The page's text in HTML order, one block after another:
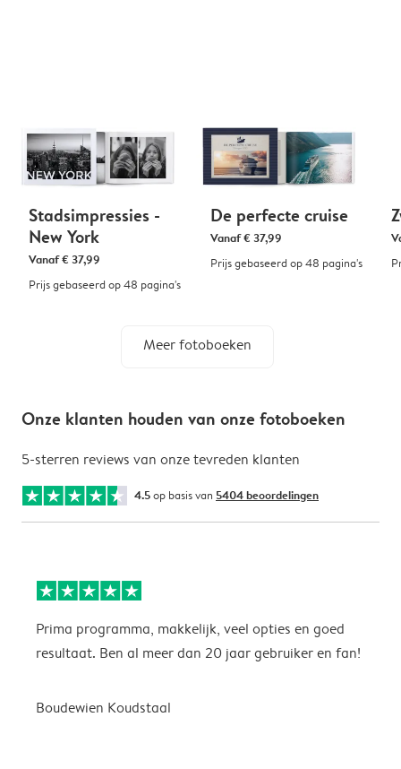
Stadsimpressies -
New York
Vanaf€ 37,99
Prijs gebaseerd op 48 pagina's
De perfecte cruise
Vanaf€ 37,99
Prijs gebaseerd op 48 pagina's
Meer fotoboeken
Onze klanten houden van onze fotoboeken
5-sterren reviews van onze tevreden klanten
4.5op basis van 5404 beoordelingen
Prima programma, makkelijk, veel opties en goed
resultaat. Ben al meer dan 20 jaar gebruiker en fan!
Boudewien Koudstaal